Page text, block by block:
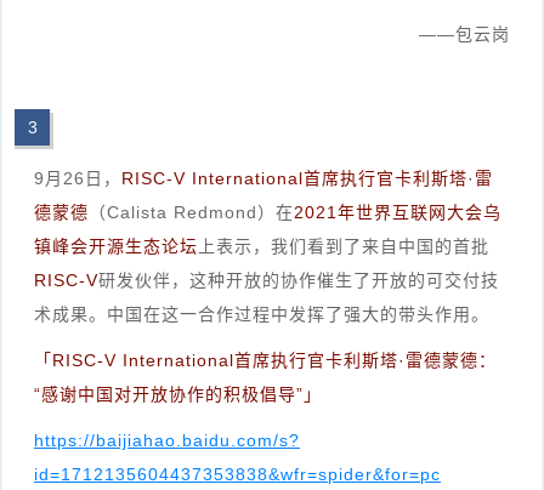
——包云岗
3
9月26日， RISC-V International首席执行官卡利斯塔·雷
德蒙德 （Calista Redmond）在2021年世界互联网大会乌
镇峰会开源生态论坛 上表示，我们看到了来自中国的首批
RISC-V研发伙伴，这种开放的协作催生了开放的可交付技
术成果。中国在这一合作过程中发挥了强大的带头作用。
「RISC-V International首席执行官卡利斯塔·雷德蒙德：
“感谢中国对开放协作的积极倡导”」
https://baijiahao.baidu.com/s?
id=1712135604437353838&wfr=spider&for=pc